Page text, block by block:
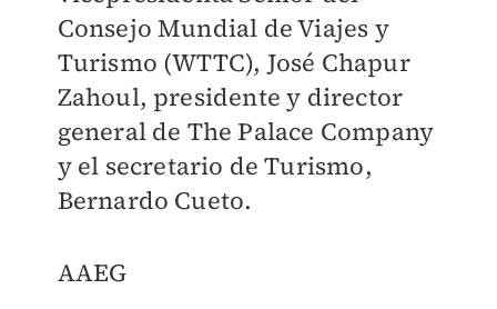
Consejo Mundial de Viajes y
Turismo (WTTC), José Chapur
Zahoul, presidente y director
general de The Palace Company
y el secretario de Turismo,
Bernardo Cueto.
AAEG